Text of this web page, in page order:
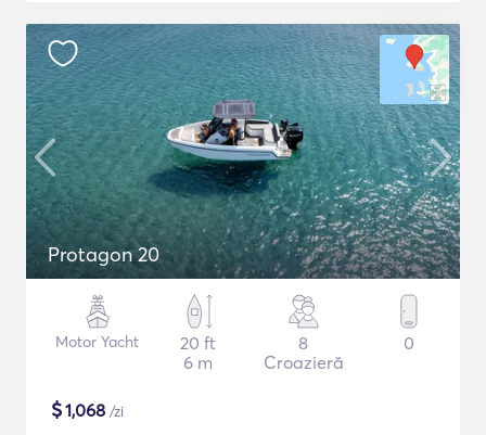
Protagon 20
Motor Yacht
20 ft
6 m
8
Croazieră
0
$1,068 /zi